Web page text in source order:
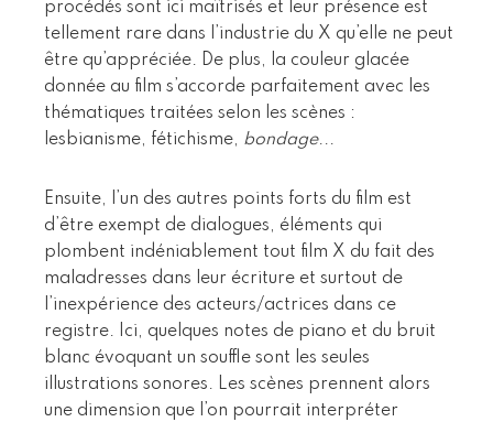
procédés sont ici maîtrisés et leur présence est
tellement rare dans l’industrie du X qu’elle ne peut
être qu’appréciée. De plus, la couleur glacée
donnée au film s’accorde parfaitement avec les
thématiques traitées selon les scènes :
lesbianisme, fétichisme, bondage...
Ensuite, l’un des autres points forts du film est
d’être exempt de dialogues, éléments qui
plombent indéniablement tout film X du fait des
maladresses dans leur écriture et surtout de
l’inexpérience des acteurs/actrices dans ce
registre. Ici, quelques notes de piano et du bruit
blanc évoquant un souffle sont les seules
illustrations sonores. Les scènes prennent alors
une dimension que l’on pourrait interpréter